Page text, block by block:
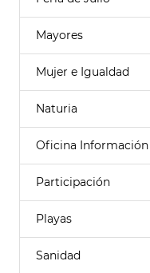
Mayores
Mujer e Igualdad
Naturia
Oficina
Participación
Playas
Sanidad